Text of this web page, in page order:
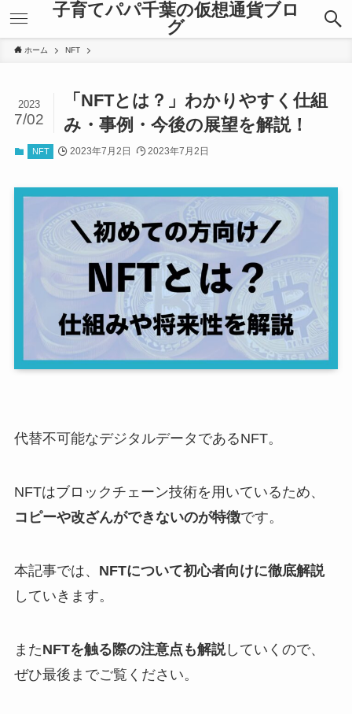
子育てパパ千葉の仮想通貨ブロ
グ
ホーム NFT
「NFTとは？」わかりやすく仕組
み・事例・今後の展望を解説！
2023
7/02
NFT 2023年7月2日 2023年7月2日
代替不可能なデジタルデータであるNFT。
NFTはブロックチェーン技術を用いているため、
コピーや改ざんができないのが特徴です。
本記事では、 NFTについて初心者向けに徹底解説
していきます。
またNFTを触る際の注意点も解説していくので、
ぜひ最後までご覧ください。